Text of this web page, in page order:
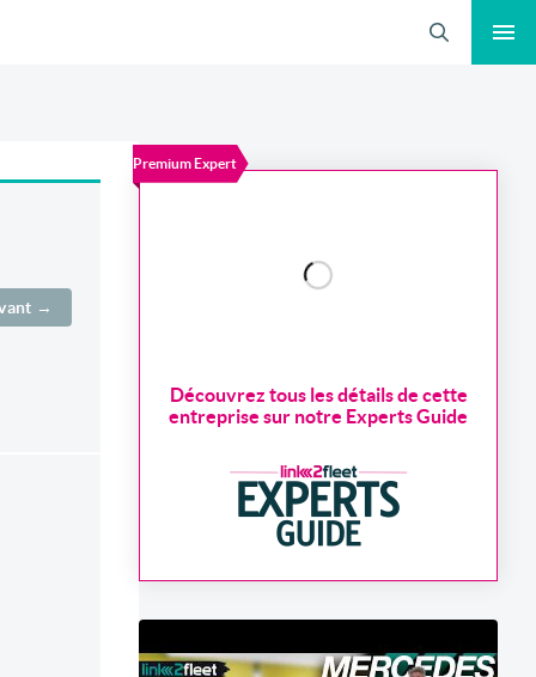
→
Premium Expert
Découvrez tous les détails de cette
entreprise sur notre Experts Guide